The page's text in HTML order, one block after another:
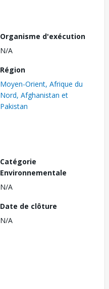
Organisme d'exécution
N/A
Région
Moyen-Orient, Afrique du
Nord, Afghanistan et
Pakistan
Catégorie
Environnementale
N/A
Date de clôture
N/A